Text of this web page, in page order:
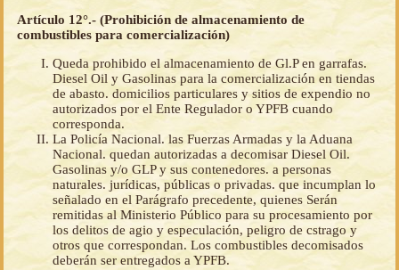
Artículo 12°.- (Prohibición de almacenamiento de
combustibles para comercialización)
Queda prohibido el almacenamiento de Gl.P en garrafas.
Diesel Oil y Gasolinas para la comercialización en tiendas
de abasto. domicilios particulares y sitios de expendio no
autorizados por el Ente Regulador o YPFB cuando
corresponda.
La Policía Nacional. las Fuerzas Armadas y la Aduana
Nacional. quedan autorizadas a decomisar Diesel Oil.
Gasolinas y/o GLP y sus contenedores. a personas
naturales. jurídicas, públicas o privadas. que incumplan lo
señalado en el Parágrafo precedente, quienes Serán
remitidas al Ministerio Público para su procesamiento por
los delitos de agio y especulación, peligro de cstrago y
otros que correspondan. Los combustibles decomisados
deberán ser entregados a YPFB.